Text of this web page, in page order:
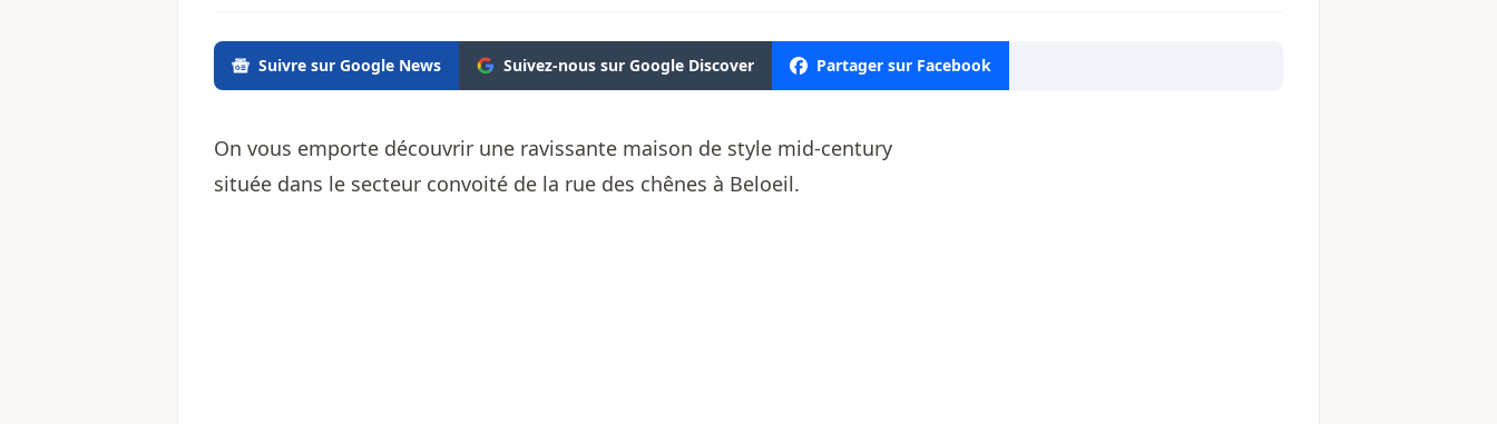
Suivre sur Google News Suivez-nous sur Google Discover Partager sur Facebook
On vous emporte découvrir une ravissante maison de style mid-century
située dans le secteur convoité de la rue des chênes à Beloeil.